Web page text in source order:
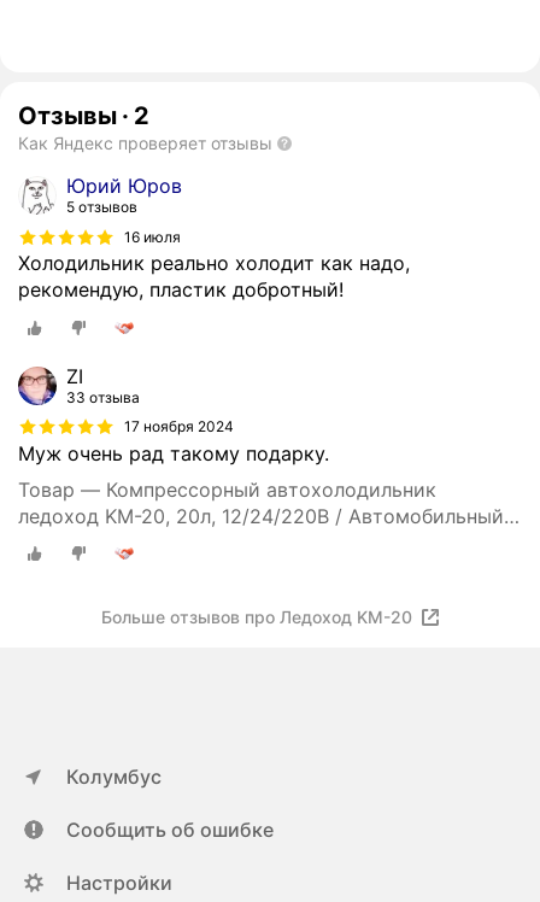
Отзывы · 2
Как Яндекс проверяет отзывы
Юрий Юров
5 отзывов
16 июля
Холодильник реально холодит как надо,
рекомендую, пластик добротный!
ZI
33 отзыва
17 ноября 2024
Муж очень рад такому подарку.
Товар — Компрессорный автохолодильник
ледоход KM-20, 20л, 12/24/220В / Автомобильный
холодильник
Больше отзывов про Ледоход KM-20
Колумбус
Сообщить об ошибке
Настройки